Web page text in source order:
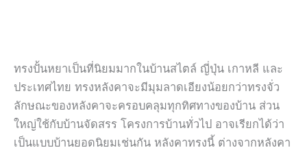
ทรงปั้นหยาเป็นที่นิยมมากในบ้านสไตล์ ญี่ปุ่น เกาหลี และ
ประเทศไทย ทรงหลังคาจะมีมุมลาดเอียงน้อยกว่าทรงจั่ว
ลักษณะของหลังคาจะครอบคลุมทุกทิศทางของบ้าน ส่วน
ใหญ่ใช้กับบ้านจัดสรร โครงการบ้านทั่วไป อาจเรียกได้ว่า
เป็นแบบบ้านยอดนิยมเช่นกัน หลังคาทรงนี้ ต่างจากหลังคา